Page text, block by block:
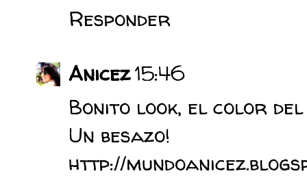
Responder
Anicez15:46
Bonito look, el color
Un besazo!
http://